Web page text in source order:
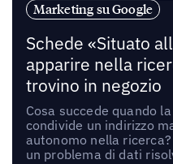
Marketing su Google
Schede «Situato
apparire nella
trovino in negozio
Cosa succede quando
condivide un indirizzo
autonomo nella
un problema di dati